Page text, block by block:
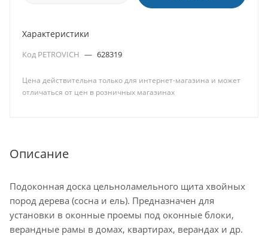
Характеристики
Код PETROVICH — 628319
Цена действительна только для интернет-магазина и может
отличаться от цен в розничных магазинах
Описание
Подоконная доска цельноламельного щита хвойных
пород дерева (сосна и ель). Предназначен для
установки в оконные проемы под оконные блоки,
верандные рамы в домах, квартирах, верандах и др.